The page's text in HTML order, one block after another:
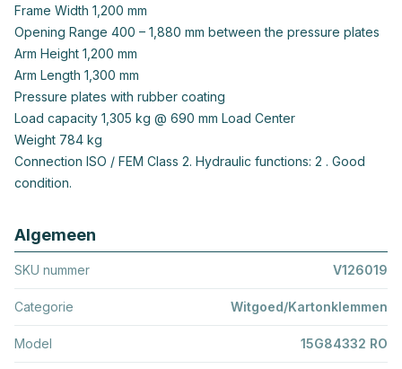
Frame Width 1,200 mm
Opening Range 400 – 1,880 mm between the pressure plates
Arm Height 1,200 mm
Arm Length 1,300 mm
Pressure plates with rubber coating
Load capacity 1,305 kg @ 690 mm Load Center
Weight 784 kg
Connection ISO / FEM Class 2. Hydraulic functions: 2 . Good
condition.
Algemeen
SKU nummer V126019
Categorie Witgoed/Kartonklemmen
Model 15G84332 RO